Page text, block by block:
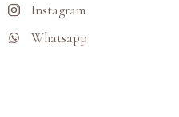
Instagram
Whatsapp